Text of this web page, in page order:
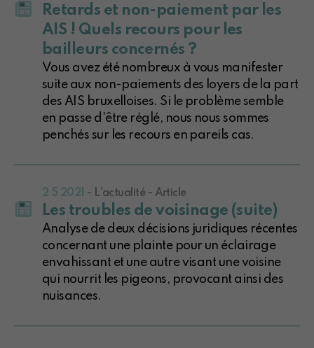
Retards et non-paiement par les
AIS ! Quels recours pour les
bailleurs concernés ?
Vous avez été nombreux à vous manifester
suite aux non-paiements des loyers de la part
des AIS bruxelloises. Si le problème semble
en passe d'être réglé, nous nous sommes
penchés sur les recours en pareils cas.
2 5 2021 - L'actualité - Article
Les troubles de voisinage (suite)
Analyse de deux décisions juridiques récentes
concernant une plainte pour un éclairage
envahissant et une autre visant une voisine
qui nourrit les pigeons, provocant ainsi des
nuisances.